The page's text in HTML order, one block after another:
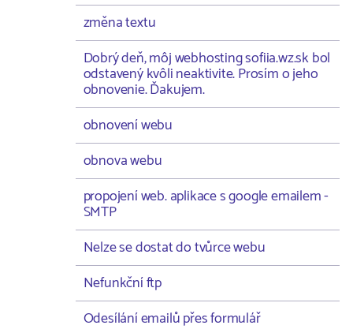
změna textu
Dobrý deň, môj webhosting sofiia.wz.sk bol
odstavený kvôli neaktivite. Prosím o jeho
obnovenie. Ďakujem.
obnovení webu
obnova webu
propojení web. aplikace s google emailem -
SMTP
Nelze se dostat do tvůrce webu
Nefunkční ftp
Odesílání emailů přes formulář